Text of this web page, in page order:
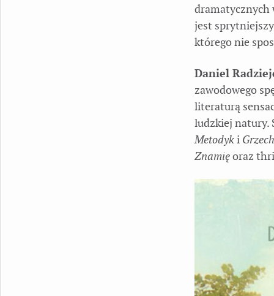
dramatycznych
jest
którego nie
Daniel
zawodowego
literaturą
ludzkiej natury.
Metodyki
Znamięoraz